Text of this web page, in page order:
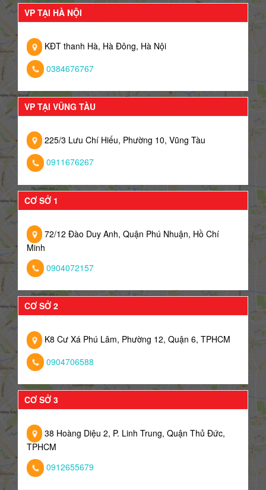
VP TẠI HÀ NỘI
KĐT thanh Hà, Hà Đông, Hà Nội
0384676767
VP TẠI VŨNG TÀU
225/3 Lưu Chí Hiếu, Phường 10, Vũng Tàu
0911676267
CƠ SỞ 1
72/12 Đào Duy Anh, Quận Phú Nhuận, Hồ Chí
Minh
0904072157
CƠ SỞ 2
K8 Cư Xá Phú Lâm, Phường 12, Quận 6, TPHCM
0904706588
CƠ SỞ 3
38 Hoàng Diệu 2, P. Linh Trung, Quận Thủ Đức,
TPHCM
0912655679